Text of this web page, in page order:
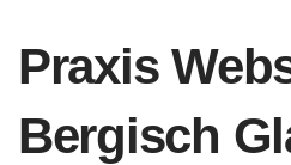
Praxis
Bergisch